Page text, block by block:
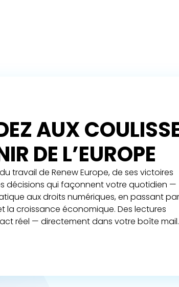
AUX
DE L’EUROPE
travail de Renew Europe, de ses victoires
décisions qui façonnent votre quotidien —
aux droits numériques, en passant
la croissance économique. Des lectures
réel — directement dans votre boîte mail.